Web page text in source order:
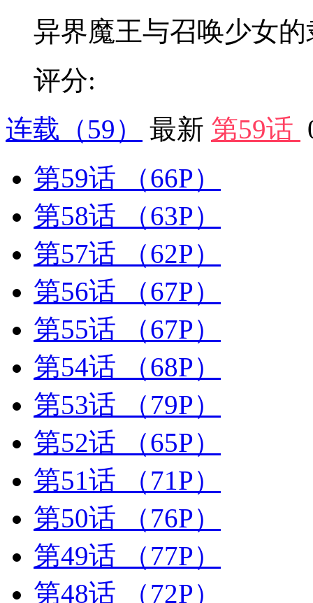
异界魔王与召唤少女的
评分:
连载 （59） 最新 第59话
第59话
（66P）
第58话
（63P）
第57话
（62P）
第56话
（67P）
第55话
（67P）
第54话
（68P）
第53话
（79P）
第52话
（65P）
第51话
（71P）
第50话
（76P）
第49话
（77P）
第48话
（72P）